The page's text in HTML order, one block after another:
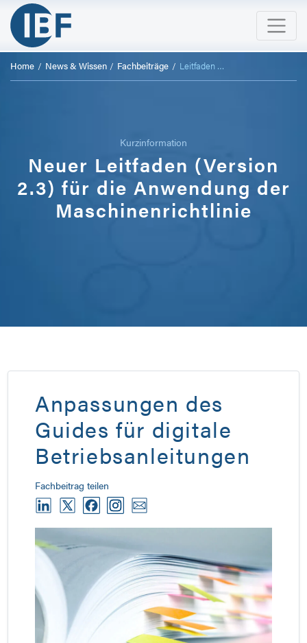
Home News & Wissen Fachbeiträge Leitfaden zur Maschinenrichtlinie in neuer Version 2.3
Kurzinformation
Neuer Leitfaden (Version
2.3) für die Anwendung der
Maschinenrichtlinie
Anpassungen des
Guides für digitale
Betriebsanleitungen
Fachbeitrag teilen